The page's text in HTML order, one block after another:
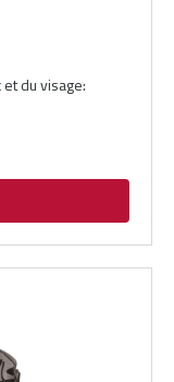
du visage: